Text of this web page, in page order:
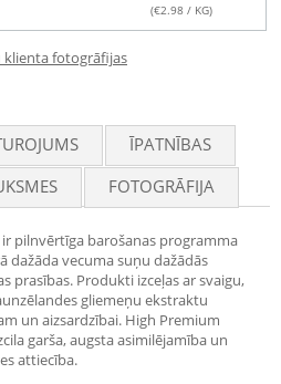
(€2.98 / KG)
klienta fotogrāfijas
ĪPATNĪBAS
FOTOGRĀFIJA
pilnvērtīga barošanas programma
dažāda vecuma suņu dažādās
prasības. Produkti izceļas ar svaigu,
gliemeņu ekstraktu
un aizsardzībai. High Premium
garša, augsta asimilējamība un
attiecība.